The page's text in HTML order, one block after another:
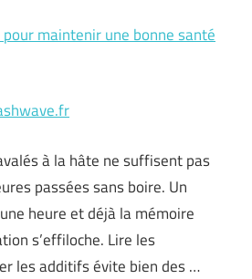
maintenir une bonne santé
à la hâte ne suffisent pas
passées sans boire. Un
heure et déjà la mémoire
s’effiloche. Lire les
les additifs évite bien des …